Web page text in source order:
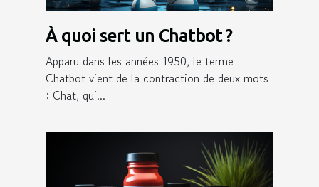
À quoi sert un Chatbot ?
Apparu dans les années 1950, le terme
Chatbot vient de la contraction de deux mots
: Chat, qui...